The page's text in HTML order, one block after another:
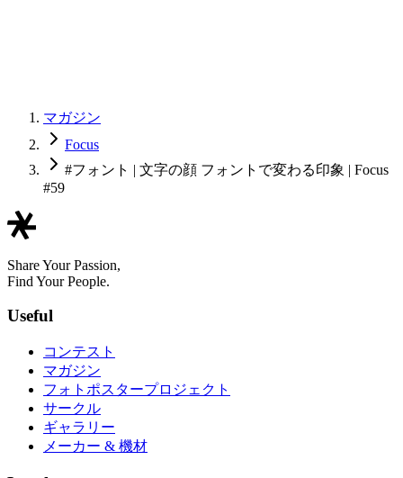
マガジン
Focus
#フォント | 文字の顔 フォントで変わる印象 | Focus
#59
Share Your Passion,
Find Your People.
Useful
コンテスト
マガジン
フォトポスタープロジェクト
サークル
ギャラリー
メーカー & 機材